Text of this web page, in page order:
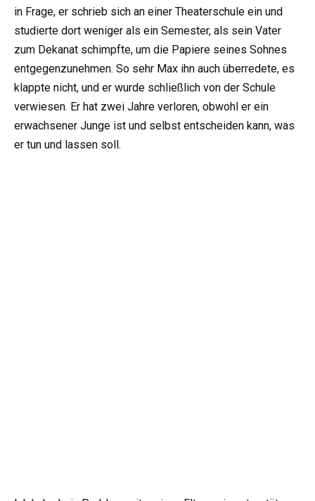
in Frage, er schrieb sich an einer Theaterschule ein und
studierte dort weniger als ein Semester, als sein Vater
zum Dekanat schimpfte, um die Papiere seines Sohnes
entgegenzunehmen. So sehr Max ihn auch überredete, es
klappte nicht, und er wurde schließlich von der Schule
verwiesen. Er hat zwei Jahre verloren, obwohl er ein
erwachsener Junge ist und selbst entscheiden kann, was
er tun und lassen soll.